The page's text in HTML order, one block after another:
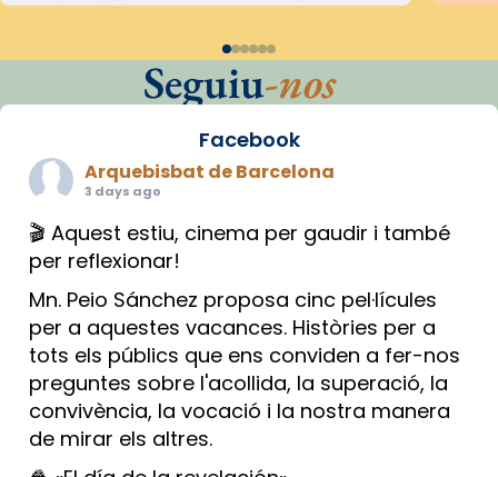
Seguiu-nos
Facebook
Arquebisbat de Barcelona
3 days ago
🎬 Aquest estiu, cinema per gaudir i també
per reflexionar!
Mn. Peio Sánchez proposa cinc pel·lícules
per a aquestes vacances. Històries per a
tots els públics que ens conviden a fer-nos
preguntes sobre l'acollida, la superació, la
convivència, la vocació i la nostra manera
de mirar els altres.